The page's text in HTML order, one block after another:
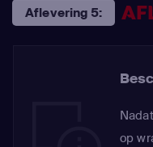
Aflevering 5:
op